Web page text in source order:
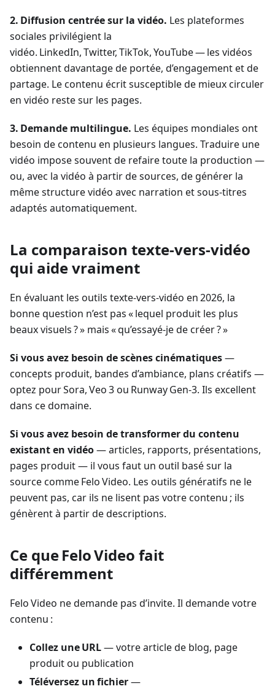
2. Diffusion centrée sur la vidéo. Les plateformes
sociales privilégient la
vidéo. LinkedIn, Twitter, TikTok, YouTube — les vidéos
obtiennent davantage de portée, d’engagement et de
partage. Le contenu écrit susceptible de mieux circuler
en vidéo reste sur les pages.
3. Demande multilingue. Les équipes mondiales ont
besoin de contenu en plusieurs langues. Traduire une
vidéo impose souvent de refaire toute la production —
ou, avec la vidéo à partir de sources, de générer la
même structure vidéo avec narration et sous‑titres
adaptés automatiquement.
La comparaison texte‑vers‑vidéo
qui aide vraiment
En évaluant les outils texte‑vers‑vidéo en 2026, la
bonne question n’est pas « lequel produit les plus
beaux visuels ? » mais « qu’essayé‑je de créer ? »
Si vous avez besoin de scènes cinématiques—
concepts produit, bandes d’ambiance, plans créatifs —
optez pour Sora, Veo 3 ou Runway Gen‑3. Ils excellent
dans ce domaine.
Si vous avez besoin de transformer du contenu
existant en vidéo— articles, rapports, présentations,
pages produit — il vous faut un outil basé sur la
source comme Felo Video. Les outils génératifs ne le
peuvent pas, car ils ne lisent pas votre contenu ; ils
génèrent à partir de descriptions.
Ce que Felo Video fait
différemment
Felo Video ne demande pas d’invite. Il demande votre
contenu :
Collez une URL— votre article de blog, page
produit ou publication
Téléversez un fichier—